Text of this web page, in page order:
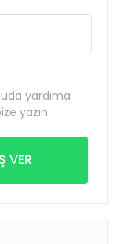
yardıma
yazın.
VER